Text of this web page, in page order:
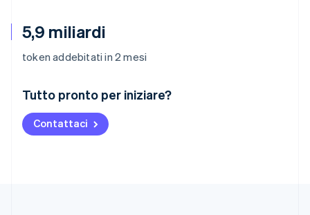
5,9 miliardi
token addebitati in 2 mesi
Tutto pronto per iniziare?
Contattaci
Australia
English
Austria
DeutschEnglish